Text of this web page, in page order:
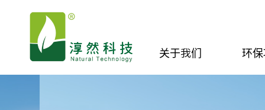
关于我们 环